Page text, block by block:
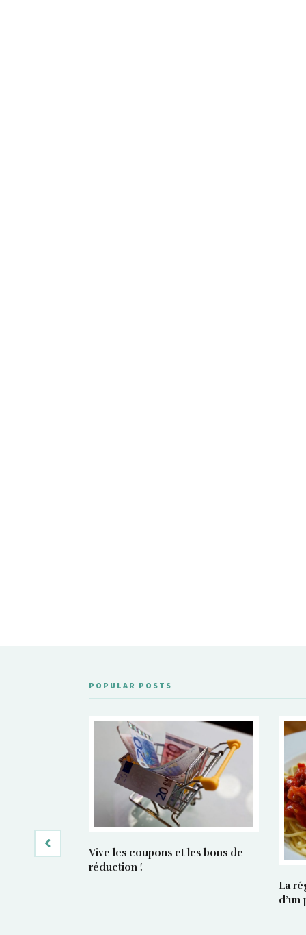
POPULAR POSTS
Vive les coupons et les bons de
réduction !
La
d’un